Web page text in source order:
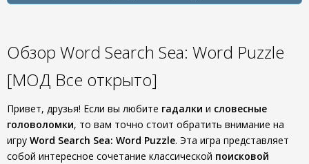
Обзор Word Search Sea: Word Puzzle
[МОД Все открыто]
Привет, друзья! Если вы любите гадалки и словесные
головоломки, то вам точно стоит обратить внимание на
игру Word Search Sea: Word Puzzle. Эта игра представляет
собой интересное сочетание классической поисковой